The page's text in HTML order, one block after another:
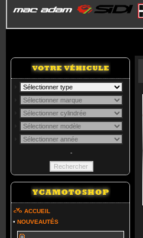
-
ACCUEIL
• NOUVEAUTÉS